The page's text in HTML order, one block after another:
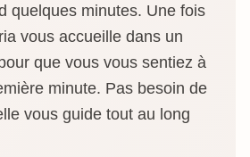
quelques minutes. Une fois
vous accueille dans un
que vous vous sentiez à
minute. Pas besoin de
vous guide tout au long